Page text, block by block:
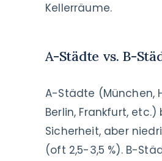
Kellerräume.
A-Städte vs. B-
A-Städte (München,
Berlin, Frankfurt,
Sicherheit, aber
(oft 2,5-3,5 %). B-